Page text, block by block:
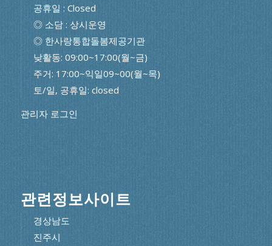
공휴일 : Closed
◎ 소담 : 상시운영
◎ 한사랑통합돌봄제공기관
낮활동: 09:00~17:00(월~금)
주거: 17:00~익일09~00(월~목)
토/일, 공휴일: closed
관리자 로그인
관련정보사이트
경상남도
진주시